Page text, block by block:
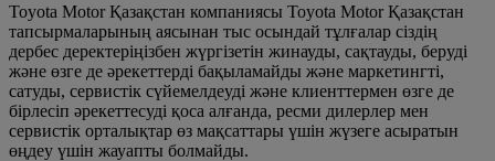
Toyota Motor Қазақстан компаниясы Toyota Motor Қазақстан
тапсырмаларының аясынан тыс осындай тұлғалар сіздің
дербес деректеріңізбен жүргізетін жинауды, сақтауды, беруді
және өзге де әрекеттерді бақыламайды және маркетингті,
сатуды, сервистік сүйемелдеуді және клиенттермен өзге де
бірлесіп әрекеттесуді қоса алғанда, ресми дилерлер мен
сервистік орталықтар өз мақсаттары үшін жүзеге асыратын
өңдеу үшін жауапты болмайды.